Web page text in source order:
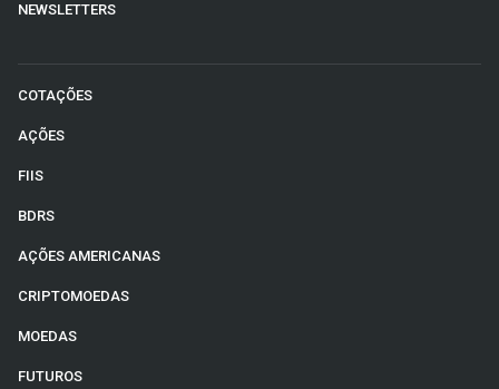
NEWSLETTERS
COTAÇÕES
AÇÕES
FIIS
BDRS
AÇÕES AMERICANAS
CRIPTOMOEDAS
MOEDAS
FUTUROS